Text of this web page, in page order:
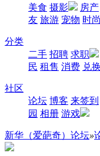
美食 摄影 房产
友 旅游 宠物 时尚
分类
二手 招聘 求职
民 租售 消费 兑换
社区
论坛 博客 来签到
园 相册 游戏
新华（爱葩奇）论坛»